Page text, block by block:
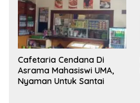
Cafetaria Cendana Di
Asrama Mahasiswi UMA,
Nyaman Untuk Santai